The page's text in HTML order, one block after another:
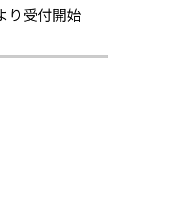
り受付開始